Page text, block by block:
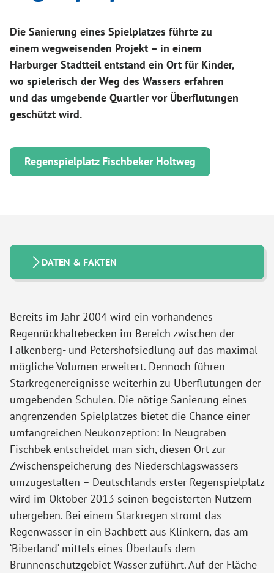
Die Sanierung eines Spielplatzes führte zu
einem wegweisenden Projekt – in einem
Harburger Stadtteil entstand ein Ort für Kinder,
wo spielerisch der Weg des Wassers erfahren
und das umgebende Quartier vor Überflutungen
geschützt wird.
Regenspielplatz Fischbeker Holtweg
Bereits im Jahr 2004 wird ein vorhandenes
Regenrückhaltebecken im Bereich zwischen der
Falkenberg- und Petershofsiedlung auf das maximal
mögliche Volumen erweitert. Dennoch führen
Starkregenereignisse weiterhin zu Überflutungen der
umgebenden Schulen. Die nötige Sanierung eines
angrenzenden Spielplatzes bietet die Chance einer
umfangreichen Neukonzeption: In Neugraben-
Fischbek entscheidet man sich, diesen Ort zur
Zwischenspeicherung des Niederschlagswassers
umzugestalten – Deutschlands erster Regenspielplatz
wird im Oktober 2013 seinen begeisterten Nutzern
übergeben. Bei einem Starkregen strömt das
Regenwasser in ein Bachbett aus Klinkern, das am
‘Biberland‘ mittels eines Überlaufs dem
Brunnenschutzgebiet Wasser zuführt. Auf der Fläche
DATEN & FAKTEN